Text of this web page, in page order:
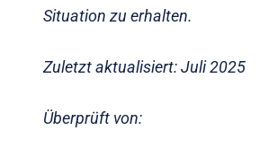
Situation zu erhalten.
Zuletzt aktualisiert: Juli 2025
Überprüft von: